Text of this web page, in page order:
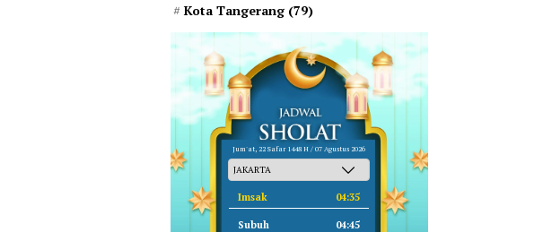
Kota Tangerang (79)
Jum'at, 22 Safar 1448 H / 07 Agustus 2026
Imsak 04:35
Subuh 04:45